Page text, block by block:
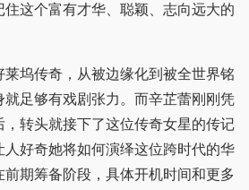
这个富有才华、聪颖、志向远大的
坞传奇，从被边缘化到被全世界铭
足够有戏剧张力。而辛芷蕾刚刚凭
转头就接下了这位传奇女星的传记
人好奇她将如何演绎这位跨时代的华
前期筹备阶段，具体开机时间和更多